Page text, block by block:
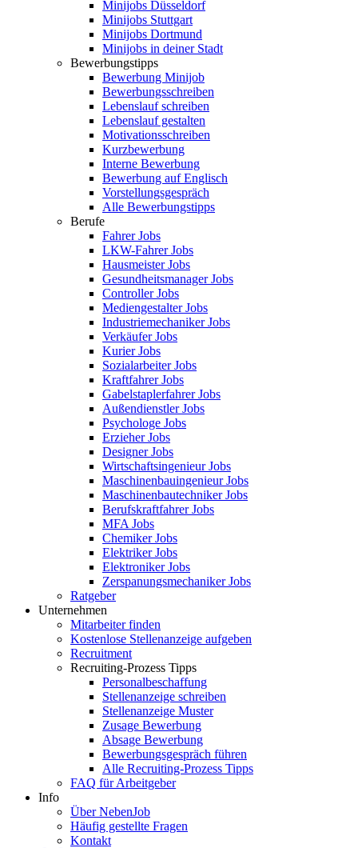
Minijobs Düsseldorf
Minijobs Stuttgart
Minijobs Dortmund
Minijobs in deiner Stadt
Bewerbungstipps
Bewerbung Minijob
Bewerbungsschreiben
Lebenslauf schreiben
Lebenslauf gestalten
Motivationsschreiben
Kurzbewerbung
Interne Bewerbung
Bewerbung auf Englisch
Vorstellungsgespräch
Alle Bewerbungstipps
Berufe
Fahrer Jobs
LKW-Fahrer Jobs
Hausmeister Jobs
Gesundheitsmanager Jobs
Controller Jobs
Mediengestalter Jobs
Industriemechaniker Jobs
Verkäufer Jobs
Kurier Jobs
Sozialarbeiter Jobs
Kraftfahrer Jobs
Gabelstaplerfahrer Jobs
Außendienstler Jobs
Psychologe Jobs
Erzieher Jobs
Designer Jobs
Wirtschaftsingenieur Jobs
Maschinenbauingenieur Jobs
Maschinenbautechniker Jobs
Berufskraftfahrer Jobs
MFA Jobs
Chemiker Jobs
Elektriker Jobs
Elektroniker Jobs
Zerspanungsmechaniker Jobs
Ratgeber
Unternehmen
Mitarbeiter finden
Kostenlose Stellenanzeige aufgeben
Recruitment
Recruiting-Prozess Tipps
Personalbeschaffung
Stellenanzeige schreiben
Stellenanzeige Muster
Zusage Bewerbung
Absage Bewerbung
Bewerbungsgespräch führen
Alle Recruiting-Prozess Tipps
FAQ für Arbeitgeber
Info
Über NebenJob
Häufig gestellte Fragen
Kontakt